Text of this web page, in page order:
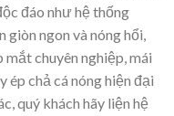
đáo như hệ thống
giòn ngon và nóng hổi,
mắt chuyên nghiệp, mái
ép chả cá nóng hiện đại
quý khách hãy liện hệ